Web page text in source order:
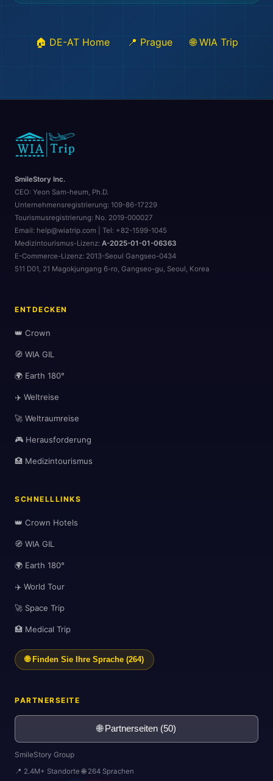
🌍
🏠 DE-AT Home 📍 Prague 🌐 WIA Trip
SmileStory Inc.
CEO: Yeon Sam-heum, Ph.D.
Unternehmensregistrierung: 109-86-17229
Tourismusregistrierung: No. 2019-000027
Email: help@wiatrip.com | Tel: +82-1599-1045
Medizintourismus-Lizenz: A-2025-01-01-06363
E-Commerce-Lizenz: 2013-Seoul Gangseo-0434
511 D01, 21 Magokjungang 6-ro, Gangseo-gu, Seoul, Korea
ENTDECKEN
👑 Crown
🧭 WIA GIL
🌍 Earth 180°
✈️ Weltreise
🚀 Weltraumreise
🎮 Herausforderung
🏥 Medizintourismus
SCHNELLLINKS
👑 Crown Hotels
🧭 WIA GIL
🌍 Earth 180°
✈️ World Tour
🚀 Space Trip
🏥 Medical Trip
🌐 Finden Sie Ihre Sprache (264)
PARTNERSEITE
🌐 Partnerseiten (50)
SmileStory Group
📍 2.4M+ Standorte 🌐 264 Sprachen